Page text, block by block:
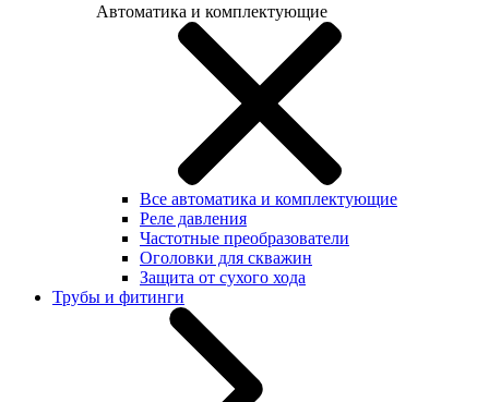
Автоматика и комплектующие
Все автоматика и комплектующие
Реле давления
Частотные преобразователи
Оголовки для скважин
Защита от сухого хода
Трубы и фитинги